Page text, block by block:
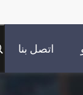
اتصل بنا